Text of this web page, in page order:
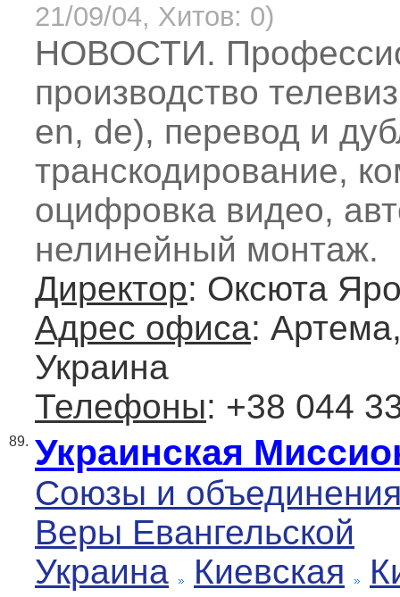
21/09/04, Хитов: 0)
НОВОСТИ.
производство
en, de), перевод и
транскодирование,
оцифровка видео,
нелинейный монтаж.
Директор: Оксюта
Адрес офиса:
Украина
Телефоны: +38 044
89. Украинская
Союзы и
Веры Евангельской
Украина
Киевская